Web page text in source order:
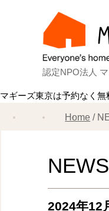
認定NPO法人
マギーズ東京は予約なく無
Home
2024年12